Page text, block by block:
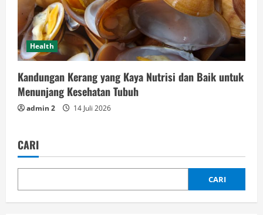
Health
Kandungan Kerang yang Kaya Nutrisi dan Baik untuk
Menunjang Kesehatan Tubuh
admin 2 14 Juli 2026
CARI
CARI